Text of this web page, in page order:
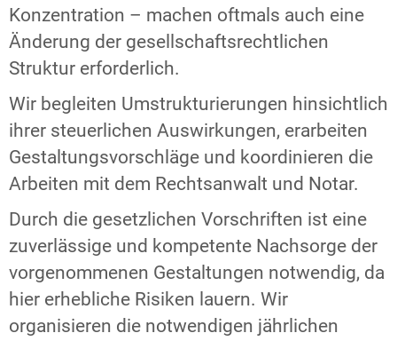
Konzentration – machen oftmals auch eine
Änderung der gesellschaftsrechtlichen
Struktur erforderlich.
Wir begleiten Umstrukturierungen hinsichtlich
ihrer steuerlichen Auswirkungen, erarbeiten
Gestaltungsvorschläge und koordinieren die
Arbeiten mit dem Rechtsanwalt und Notar.
Durch die gesetzlichen Vorschriften ist eine
zuverlässige und kompetente Nachsorge der
vorgenommenen Gestaltungen notwendig, da
hier erhebliche Risiken lauern. Wir
organisieren die notwendigen jährlichen